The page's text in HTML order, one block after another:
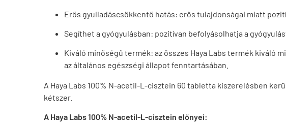
Erős gyulladáscsökkentő hatás: erős tulajdonságai miatt
Segíthet a gyógyulásban: pozitívan befolyásolhatja a
Kiváló minőségű termék: az összes Haya Labs termék kiváló
az általános egészségi állapot fenntartásában.
A Haya Labs 100% N-acetil-L-cisztein 60 tabletta kiszerelésben
kétszer.
A Haya Labs 100% N-acetil-L-cisztein előnyei: